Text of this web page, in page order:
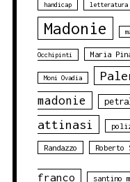
handicap letteratura
Madonie
Occhipinti Maria
Moni Ovadia
madonie
attinasi
Randazzo
franco santino